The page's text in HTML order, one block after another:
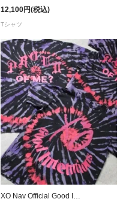
12,100円(税込)
Tシャツ